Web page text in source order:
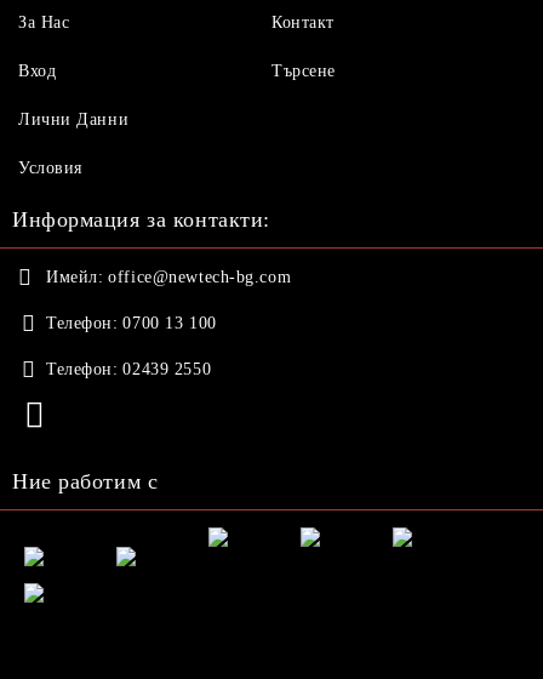
За Нас
Вход
Контакт
Търсене
Лични Данни
Условия
Информация за контакти:
Имейл: office@newtech-bg.com
Телефон: 0700 13 100
Телефон: 02439 2550
Ние работим с